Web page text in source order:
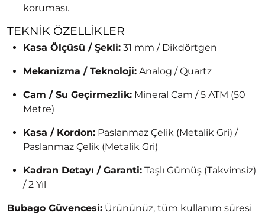
koruması.
TEKNIK ÖZELLIKLER
Kasa Ölçüsü / Şekli: 31 mm / Dikdörtgen
Mekanizma / Teknoloji: Analog / Quartz
Cam / Su Geçirmezlik: Mineral Cam / 5 ATM (50
Metre)
Kasa / Kordon: Paslanmaz Çelik (Metalik Gri) /
Paslanmaz Çelik (Metalik Gri)
Kadran Detayı / Garanti: Taşlı Gümüş (Takvimsiz)
/ 2 Yıl
Bubago Güvencesi: Ürününüz, tüm kullanım süresi